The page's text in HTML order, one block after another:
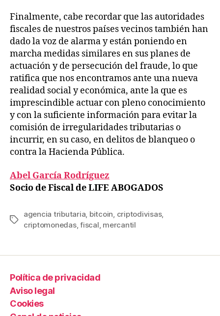
Finalmente, cabe recordar que las autoridades
fiscales de nuestros países vecinos también han
dado la voz de alarma y están poniendo en
marcha medidas similares en sus planes de
actuación y de persecución del fraude, lo que
ratifica que nos encontramos ante una nueva
realidad social y económica, ante la que es
imprescindible actuar con pleno conocimiento
y con la suficiente información para evitar la
comisión de irregularidades tributarias o
incurrir, en su caso, en delitos de blanqueo o
contra la Hacienda Pública.
Abel García Rodríguez
Socio de Fiscal de LIFE ABOGADOS
agencia tributaria bitcoin criptodivisas,
criptomonedas,fiscal mercantil
Política de privacidad
Aviso legal
Cookies